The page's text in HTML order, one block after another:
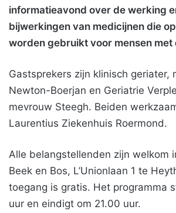
informatieavond over de werking
bijwerkingen van medicijnen die
worden gebruikt voor mensen met
Gastsprekers zijn klinisch geriater,
Newton-Boerjan en Geriatrie
mevrouw Steegh. Beiden
Laurentius Ziekenhuis Roermond.
Alle belangstellenden zijn welkom
Beek en Bos, L’Unionlaan 1 te
toegang is gratis. Het programma
uur en eindigt om 21.00 uur.